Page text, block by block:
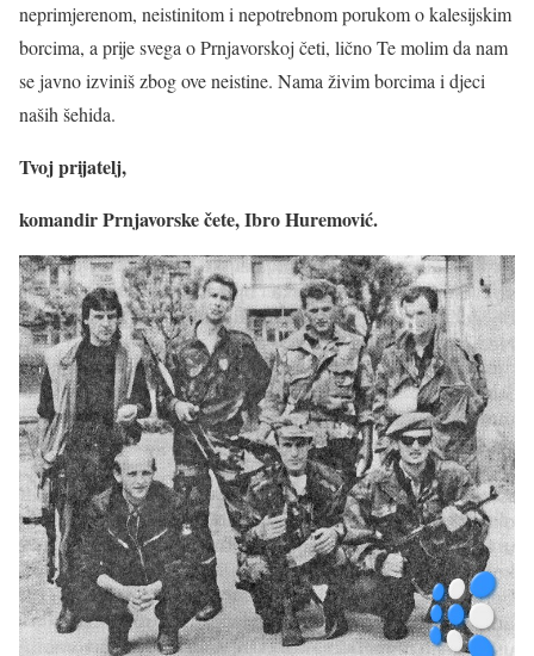
neprimjerenom, neistinitom i nepotrebnom porukom o kalesijskim
borcima, a prije svega o Prnjavorskoj četi, lično Te molim da nam
se javno izviniš zbog ove neistine. Nama živim borcima i djeci
naših šehida.
Tvoj prijatelj,
komandir Prnjavorske čete, Ibro Huremović.